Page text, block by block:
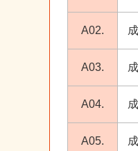
A02.
A03.
A04.
A05.